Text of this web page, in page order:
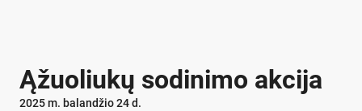
Ąžuoliukų sodinimo akcija
2025 m. balandžio 24 d.